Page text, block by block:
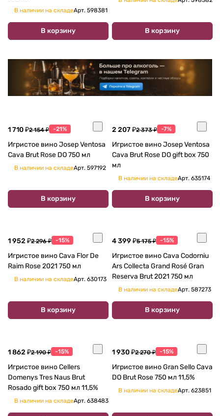
В наличии на складеАрт. 598381
В корзину В корзину
1 710 ₽2 154 ₽ -21%
Игристое вино Josep Ventosa
Cava Brut Rose DO 750 мл
В наличии на складеАрт. 597192
В корзину
2 207 ₽2 373 ₽ -7%
Игристое вино Josep Ventosa
Cava Brut Rose DO gift box 750
мл
В наличии на складеАрт. 635174
В корзину
1 952 ₽2 296 ₽ -15%
Игристое вино Cava Flor De
Raim Rose 2021 750 мл
В наличии на складеАрт. 630173
В корзину
4 399 ₽5 175 ₽ -15%
Игристое вино Cava Codorniu
Ars Collecta Grand Rosé Gran
Reserva Brut 2021 750 мл
В наличии на складеАрт. 587273
В корзину
1 862 ₽2 190 ₽ -15%
Игристое вино Cellers
Domenys Tres Naus Brut
Rosado gift box 750 мл 11,5%
В наличии на складеАрт. 638483
1 930 ₽2 270 ₽ -15%
Игристое вино Gran Sello Cava
DO Brut Rose 750 мл 11,5%
В наличии на складеАрт. 623851